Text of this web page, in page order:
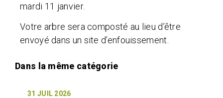
mardi 11 janvier.
Votre arbre sera composté au lieu d’être
envoyé dans un site d’enfouissement.
31 JUIL 2026